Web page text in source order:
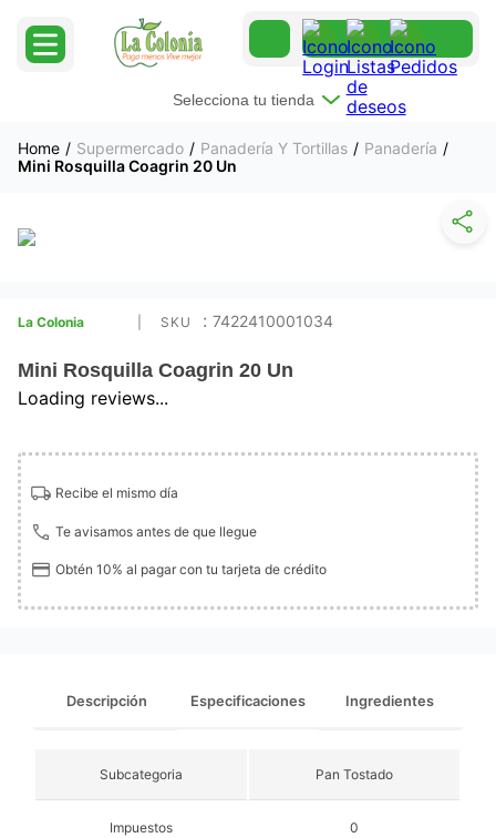
Selecciona tu tienda
Supermercado Panadería Y Tortillas
Panadería
Mini Rosquilla Coagrin 20 Un
La Colonia : 7422410001034
Mini Rosquilla Coagrin 20 Un
Loading reviews...
Recibe el mismo día
Te avisamos antes de que llegue
Obtén 10% al pagar con tu tarjeta de crédito
Descripción Especificaciones Ingredientes
Subcategoria Pan Tostado
Impuestos 0